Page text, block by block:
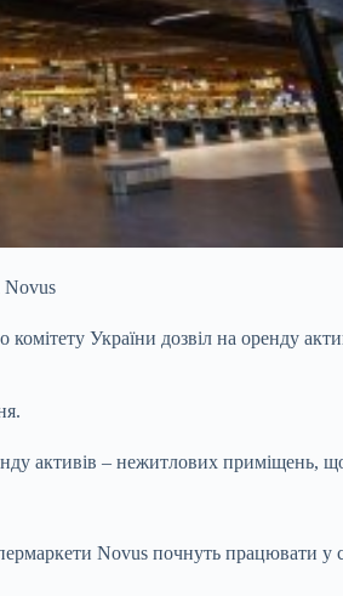
Novus
України дозвіл на оренду
активів – нежитлових
Novus почнуть працювати у